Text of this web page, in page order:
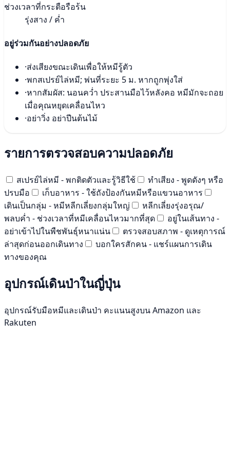
ช่วงเวลาที่กระตือรือร้น
รุ่งสาง / ค่ำ
อยู่ร่วมกันอย่างปลอดภัย
·ส่งเสียงขณะเดินเพื่อให้หมีรู้ตัว
·พกสเปรย์ไล่หมี; พ่นที่ระยะ 5 ม. หากถูกพุ่งใส่
·หากสัมผัส: นอนคว่ำ ประสานมือไว้หลังคอ หมีมักจะถอย
เมื่อคุณหยุดเคลื่อนไหว
·อย่าวิ่ง อย่าปีนต้นไม้
รายการตรวจสอบความปลอดภัย
สเปรย์ไล่หมี - พกติดตัวและรู้วิธีใช้
ทำเสียง - พูดดังๆ หรือ
ปรบมือ
เก็บอาหาร - ใช้ถังป้องกันหมีหรือแขวนอาหาร
เดินเป็นกลุ่ม - หมีหลีกเลี่ยงกลุ่มใหญ่
หลีกเลี่ยงรุ่งอรุณ/
พลบค่ำ - ช่วงเวลาที่หมีเคลื่อนไหวมากที่สุด
อยู่ในเส้นทาง -
อย่าเข้าไปในพืชพันธุ์หนาแน่น
ตรวจสอบสภาพ - ดูเหตุการณ์
ล่าสุดก่อนออกเดินทาง
บอกใครสักคน - แชร์แผนการเดิน
ทางของคุณ
อุปกรณ์เดินป่าในญี่ปุ่น
อุปกรณ์รับมือหมีและเดินป่า คะแนนสูงบน Amazon และ
Rakuten